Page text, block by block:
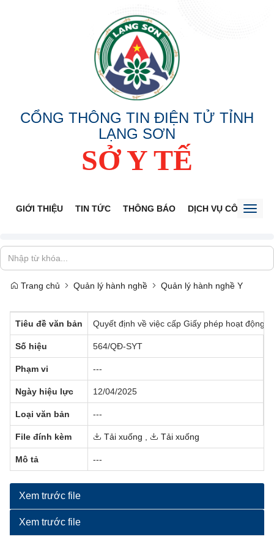
CỔNG THÔNG TIN ĐIỆN TỬ TỈNH
LẠNG SƠN
SỞ Y TẾ
GIỚI THIỆU TIN TỨC THÔNG BÁO DỊCH VỤ CÔNG
Trang chủ Quản lý hành nghề Quản lý hành nghề Y
Tiêu đề văn bản Quyết định về việc cấp Giấy phép hoạt động
Số hiệu 564/QĐ-SYT
Phạm vi ---
Ngày hiệu lực 12/04/2025
Loại văn bản ---
File đính kèm Tải xuống Tải xuống
Mô tả ---
Xem trước file
Xem trước file